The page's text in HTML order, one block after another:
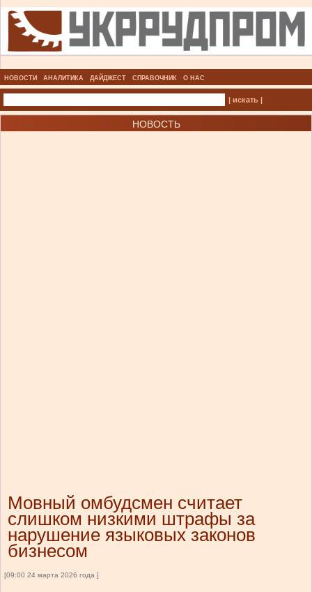
НОВОСТИ АНАЛИТИКА ДАЙДЖЕСТ СПРАВОЧНИК О НАС
| искать |
НОВОСТЬ
Мовный омбудсмен считает
слишком низкими штрафы за
нарушение языковых законов
бизнесом
[09:00 24 марта 2026 года ]